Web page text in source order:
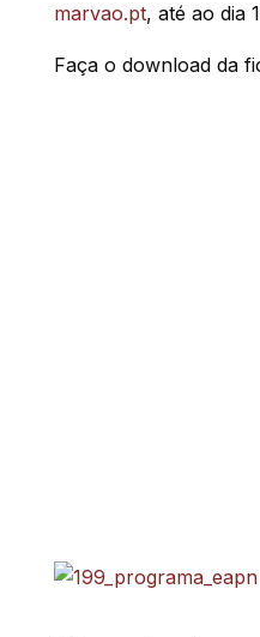
marvao.pt, até ao dia
Faça o download da